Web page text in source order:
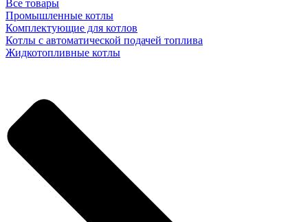
Все товары
Промышленные котлы
Комплектующие для котлов
Котлы с автоматической подачей топлива
Жидкотопливные котлы